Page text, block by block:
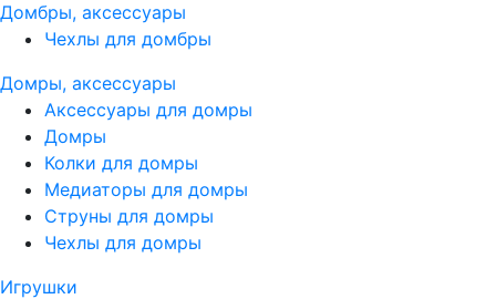
Домбры, аксессуары
Чехлы для домбры
Домры, аксессуары
Аксессуары для домры
Домры
Колки для домры
Медиаторы для домры
Струны для домры
Чехлы для домры
Игрушки